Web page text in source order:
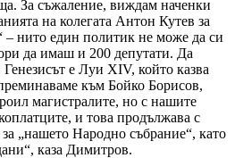
За съжаление, виждам наченки
на колегата Антон Кутев за
– нито един политик не може да си
да имаш и 200 депутати. Да
е Луи XIV, който казва
към Бойко Борисов,
магистралите, но с нашите
и това продължава с
„нашето Народно събрание“, като
каза Димитров.